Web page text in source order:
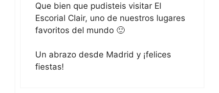
Que bien que pudisteis visitar El
Escorial Clair, uno de nuestros lugares
favoritos del mundo 🙂
Un abrazo desde Madrid y ¡felices
fiestas!